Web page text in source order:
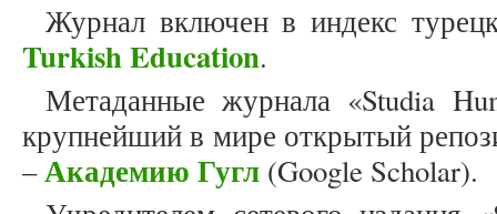
Журнал включен в индекс
Turkish Education.
Метаданные журнала «Studia
крупнейший в мире открытый
–Академию Гугл (Google Scholar).